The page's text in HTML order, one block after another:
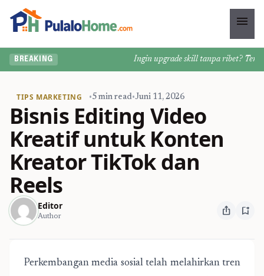
menu
BREAKING Ingin upgrade skill tanpa ribet?
TIPS MARKETING •5 min read•Juni 11, 2026
Bisnis Editing Video
Kreatif untuk Konten
Kreator TikTok dan
Reels
Editor
Author ios_share bookmark_add
Perkembangan media sosial telah melahirkan tren